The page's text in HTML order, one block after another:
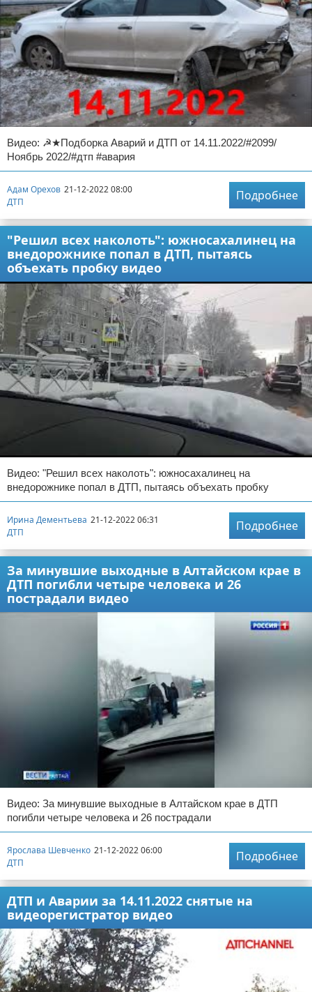
Видео: ☭★Подборка Аварий и ДТП от 14.11.2022/#2099/
Ноябрь 2022/#дтп #авария
Адам Орехов 21-12-2022 08:00
ДТП
Подробнее
"Решил всех наколоть": южносахалинец на
внедорожнике попал в ДТП, пытаясь
объехать пробку видео
Видео: "Решил всех наколоть": южносахалинец на
внедорожнике попал в ДТП, пытаясь объехать пробку
Ирина Дементьева 21-12-2022 06:31
ДТП
Подробнее
За минувшие выходные в Алтайском крае в
ДТП погибли четыре человека и 26
пострадали видео
Видео: За минувшие выходные в Алтайском крае в ДТП
погибли четыре человека и 26 пострадали
Ярослава Шевченко 21-12-2022 06:00
ДТП
Подробнее
ДТП и Аварии за 14.11.2022 снятые на
видеорегистратор видео